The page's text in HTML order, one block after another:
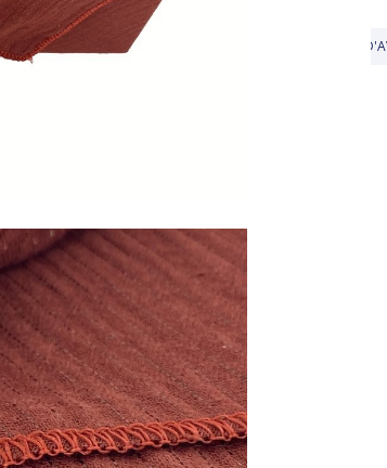
JUSQU'À 30 JOURS POUR CHANGER D'AVIS